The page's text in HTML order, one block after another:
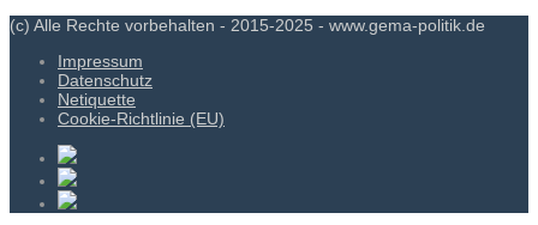
(c) Alle Rechte vorbehalten - 2015-2025 - www.gema-politik.de
Impressum
Datenschutz
Netiquette
Cookie-Richtlinie (EU)